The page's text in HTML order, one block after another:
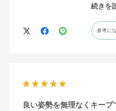
が入っていて仕事をするにはすご
続きを
参考に
良い姿勢を無理なくキープ